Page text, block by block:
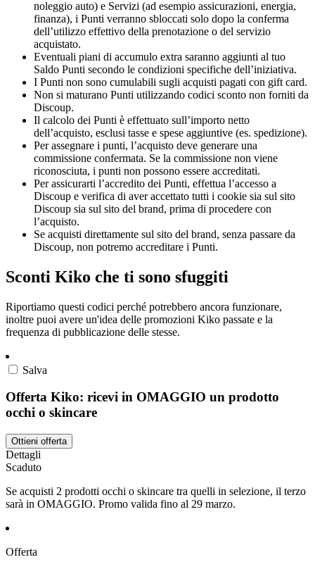
noleggio auto) e Servizi (ad esempio assicurazioni, energia,
finanza), i Punti verranno sbloccati solo dopo la conferma
dell’utilizzo effettivo della prenotazione o del servizio
acquistato.
Eventuali piani di accumulo extra saranno aggiunti al tuo
Saldo Punti secondo le condizioni specifiche dell’iniziativa.
I Punti non sono cumulabili sugli acquisti pagati con gift card.
Non si maturano Punti utilizzando codici sconto non forniti da
Discoup.
Il calcolo dei Punti è effettuato sull’importo netto
dell’acquisto, esclusi tasse e spese aggiuntive (es. spedizione).
Per assegnare i punti, l’acquisto deve generare una
commissione confermata. Se la commissione non viene
riconosciuta, i punti non possono essere accreditati.
Per assicurarti l’accredito dei Punti, effettua l’accesso a
Discoup e verifica di aver accettato tutti i cookie sia sul sito
Discoup sia sul sito del brand, prima di procedere con
l’acquisto.
Se acquisti direttamente sul sito del brand, senza passare da
Discoup, non potremo accreditare i Punti.
Sconti Kiko che ti sono sfuggiti
Riportiamo questi codici perché potrebbero ancora funzionare,
inoltre puoi avere un'idea delle promozioni Kiko passate e la
frequenza di pubblicazione delle stesse.
Salva
Offerta Kiko: ricevi in OMAGGIO un prodotto
occhi o skincare
Ottieni offerta
Dettagli
Scaduto
Se acquisti 2 prodotti occhi o skincare tra quelli in selezione, il terzo
sarà in OMAGGIO. Promo valida fino al 29 marzo.
Offerta